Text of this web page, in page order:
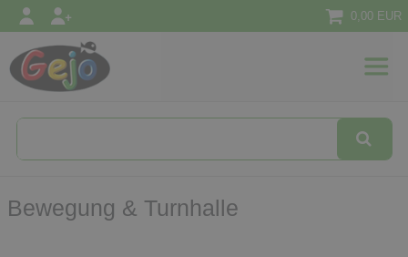
0,00 EUR
TextilienKonzepte
Ansätze
Bewegung & Turnhalle